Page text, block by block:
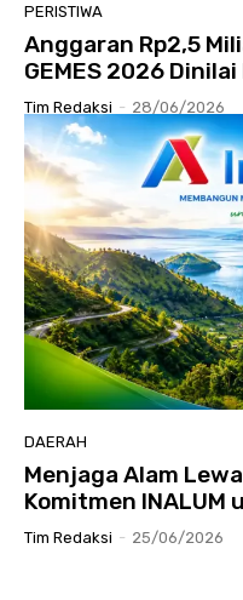
PERISTIWA
Anggaran Rp2,5
GEMES 2026
Tim Redaksi - 28/06/2026
DAERAH
Menjaga Alam
Komitmen
Tim Redaksi - 25/06/2026